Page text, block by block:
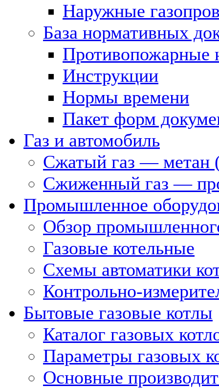
Наружные
База нормативных
Противопожарные
Инструкции
Нормы времени
Пакет форм
Газ и автомобиль
Сжатый газ — метан
Сжиженный газ —
Промышленное
Обзор
Газовые котельные
Схемы автоматики
Контрольно-
Бытовые газовые котлы
Каталог газовых
Параметры газовых
Основные